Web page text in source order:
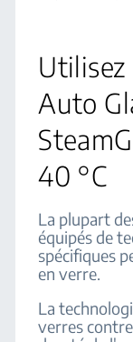
Auto
40 °C
La plupart
équipés de
spécifiques
en verre.
La
verres